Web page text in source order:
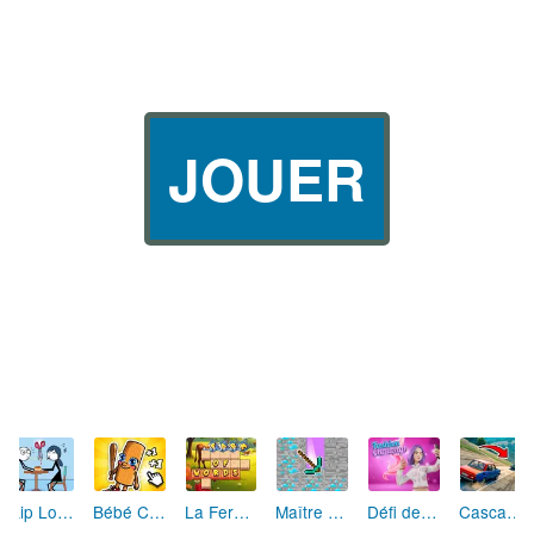
JOUER
Skip Love: L'Amour en Péril Bébé Clic Italien: La Folie des Petits Bambins La Ferme des Mots - Cultivez votre Vocabulaire Maître de la Destruction: Fusion de Pioches Défi de Mode: Star du Podium Cascades Folles 3D